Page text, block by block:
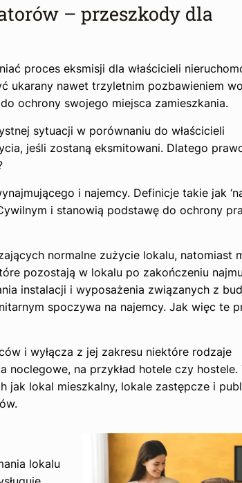
– przeszkody dla
proces eksmisji dla właścicieli
ukarany nawet trzyletnim pozbawieniem
ochrony swojego miejsca zamieszkania.
sytuacji w porównaniu do właścicieli
jeśli zostaną eksmitowani. Dlatego
i najemcy. Definicje takie jak
Cywilnym i stanowią podstawę do ochrony
normalne zużycie lokalu, natomiast
pozostają w lokalu po zakończeniu
instalacji i wyposażenia związanych z
spoczywa na najemcy. Jak więc te
i wyłącza z jej zakresu niektóre rodzaje
noclegowe, na przykład hotele czy hostele.
jak lokal mieszkalny, lokale zastępcze i
lokalu